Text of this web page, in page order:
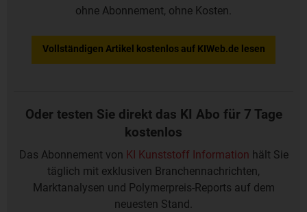
ohne Abonnement, ohne Kosten.
Vollständigen Artikel kostenlos auf KIWeb.de lesen
Oder testen Sie direkt das KI Abo für 7 Tage
kostenlos
Das Abonnement von KI Kunststoff Information hält Sie
täglich mit exklusiven Branchennachrichten,
Marktanalysen und Polymerpreis-Reports auf dem
neuesten Stand.